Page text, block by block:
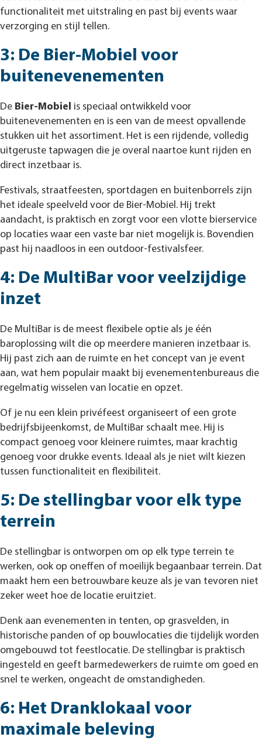
functionaliteit met uitstraling en past bij events waar
verzorging en stijl tellen.
3: De Bier-Mobiel voor
buitenevenementen
De Bier-Mobiel is speciaal ontwikkeld voor
buitenevenementen en is een van de meest opvallende
stukken uit het assortiment. Het is een rijdende, volledig
uitgeruste tapwagen die je overal naartoe kunt rijden en
direct inzetbaar is.
Festivals, straatfeesten, sportdagen en buitenborrels zijn
het ideale speelveld voor de Bier-Mobiel. Hij trekt
aandacht, is praktisch en zorgt voor een vlotte bierservice
op locaties waar een vaste bar niet mogelijk is. Bovendien
past hij naadloos in een outdoor-festivalsfeer.
4: De MultiBar voor veelzijdige
inzet
De MultiBar is de meest flexibele optie als je één
baroplossing wilt die op meerdere manieren inzetbaar is.
Hij past zich aan de ruimte en het concept van je event
aan, wat hem populair maakt bij evenementenbureaus die
regelmatig wisselen van locatie en opzet.
Of je nu een klein privéfeest organiseert of een grote
bedrijfsbijeenkomst, de MultiBar schaalt mee. Hij is
compact genoeg voor kleinere ruimtes, maar krachtig
genoeg voor drukke events. Ideaal als je niet wilt kiezen
tussen functionaliteit en flexibiliteit.
5: De stellingbar voor elk type
terrein
De stellingbar is ontworpen om op elk type terrein te
werken, ook op oneffen of moeilijk begaanbaar terrein. Dat
maakt hem een betrouwbare keuze als je van tevoren niet
zeker weet hoe de locatie eruitziet.
Denk aan evenementen in tenten, op grasvelden, in
historische panden of op bouwlocaties die tijdelijk worden
omgebouwd tot feestlocatie. De stellingbar is praktisch
ingesteld en geeft barmedewerkers de ruimte om goed en
snel te werken, ongeacht de omstandigheden.
6: Het Dranklokaal voor
maximale beleving